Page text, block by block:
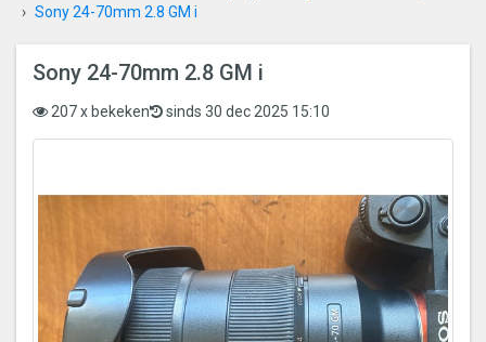
Sony 24-70mm 2.8 GM i
Sony 24-70mm 2.8 GM i
207 x bekeken sinds 30 dec 2025 15:10